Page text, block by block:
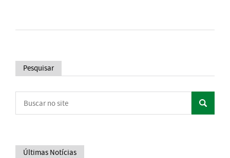
Pesquisar
Últimas Notícias